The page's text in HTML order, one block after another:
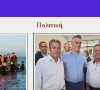
Πολιτική